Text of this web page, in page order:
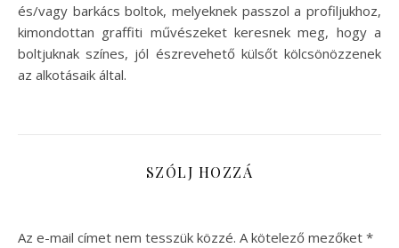
és/vagy barkács boltok, melyeknek passzol a profiljukhoz,
kimondottan graffiti művészeket keresnek meg, hogy a
boltjuknak színes, jól észrevehető külsőt kölcsönözzenek
az alkotásaik által.
SZÓLJ HOZZÁ
Az e-mail címet nem tesszük közzé. A kötelező mezőket *